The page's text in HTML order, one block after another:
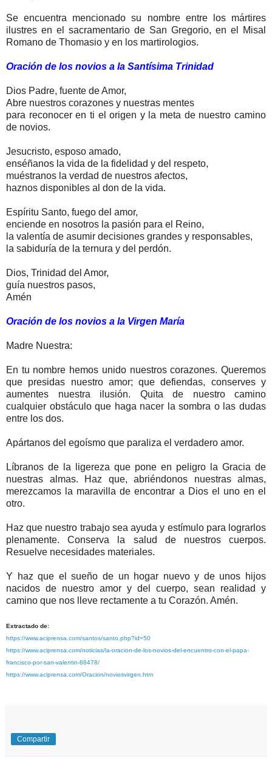
Se encuentra mencionado su nombre entre los mártires
ilustres en el sacramentario de San Gregorio, en el Misal
Romano de Thomasio y en los martirologios.
Oración de los novios a la Santísima Trinidad
Dios Padre, fuente de Amor,
Abre nuestros corazones y nuestras mentes
para reconocer en ti el origen y la meta de nuestro camino
de novios.
Jesucristo, esposo amado,
enséñanos la vida de la fidelidad y del respeto,
muéstranos la verdad de nuestros afectos,
haznos disponibles al don de la vida.
Espíritu Santo, fuego del amor,
enciende en nosotros la pasión para el Reino,
la valentía de asumir decisiones grandes y responsables,
la sabiduría de la ternura y del perdón.
Dios, Trinidad del Amor,
guía nuestros pasos,
Amén
Oración de los novios a la Virgen María
Madre Nuestra:
En tu nombre hemos unido nuestros corazones. Queremos
que presidas nuestro amor; que defiendas, conserves y
aumentes nuestra ilusión. Quita de nuestro camino
cualquier obstáculo que haga nacer la sombra o las dudas
entre los dos.
Apártanos del egoísmo que paraliza el verdadero amor.
Líbranos de la ligereza que pone en peligro la Gracia de
nuestras almas. Haz que, abriéndonos nuestras almas,
merezcamos la maravilla de encontrar a Dios el uno en el
otro.
Haz que nuestro trabajo sea ayuda y estímulo para lograrlos
plenamente. Conserva la salud de nuestros cuerpos.
Resuelve necesidades materiales.
Y haz que el sueño de un hogar nuevo y de unos hijos
nacidos de nuestro amor y del cuerpo, sean realidad y
camino que nos lleve rectamente a tu Corazón. Amén.
Extractado de:
https://www.aciprensa.com/santos/santo.php?id=50
https://www.aciprensa.com/noticias/la-oracion-de-los-novios-del-encuentro-con-el-papa-
francisco-por-san-valentin-88478/
https://www.aciprensa.com/Oracion/noviosvirgen.htm
Compartir